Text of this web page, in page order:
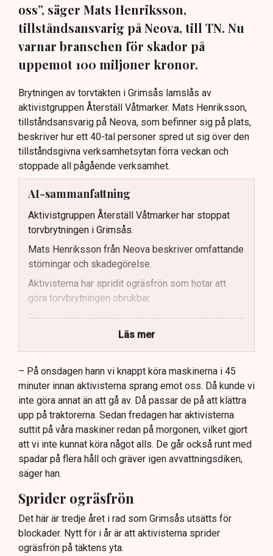
oss”, säger Mats Henriksson,
tillståndsansvarig på Neova, till TN. Nu
varnar branschen för skador på
uppemot 100 miljoner kronor.
Brytningen av torvtäkten i Grimsås lamslås av
aktivistgruppen Återställ Våtmarker. Mats Henriksson,
tillståndsansvarig på Neova, som befinner sig på plats,
beskriver hur ett 40-tal personer spred ut sig över den
tillståndsgivna verksamhetsytan förra veckan och
stoppade all pågående verksamhet.
AI-sammanfattning
Aktivistgruppen Återställ Våtmarker har stoppat
torvbrytningen i Grimsås.
Mats Henriksson från Neova beskriver omfattande
störningar och skadegörelse.
Aktivisterna har spridit ogräsfrön som hotar att
göra torvbrytningen obrukbar.
Rickard Axdorff från Svensk Torv varnar för ett
stort ekonomiskt sabotage.
Dialogpolisen på plats står maktlös inför
aktivisternas handlingar.
Frågor kvarstår om finansiering av illegal aktivism.
Läs mer
– På onsdagen hann vi knappt köra maskinerna i 45
minuter innan aktivisterna sprang emot oss. Då kunde vi
inte göra annat än att gå av. Då passar de på att klättra
upp på traktorerna. Sedan fredagen har aktivisterna
suttit på våra maskiner redan på morgonen, vilket gjort
att vi inte kunnat köra något alls. De går också runt med
spadar på flera håll och gräver igen avvattningsdiken,
säger han.
Sprider ogräsfrön
Det här är tredje året i rad som Grimsås utsätts för
blockader. Nytt för i år är att aktivisterna sprider
ogräsfrön på täktens yta.